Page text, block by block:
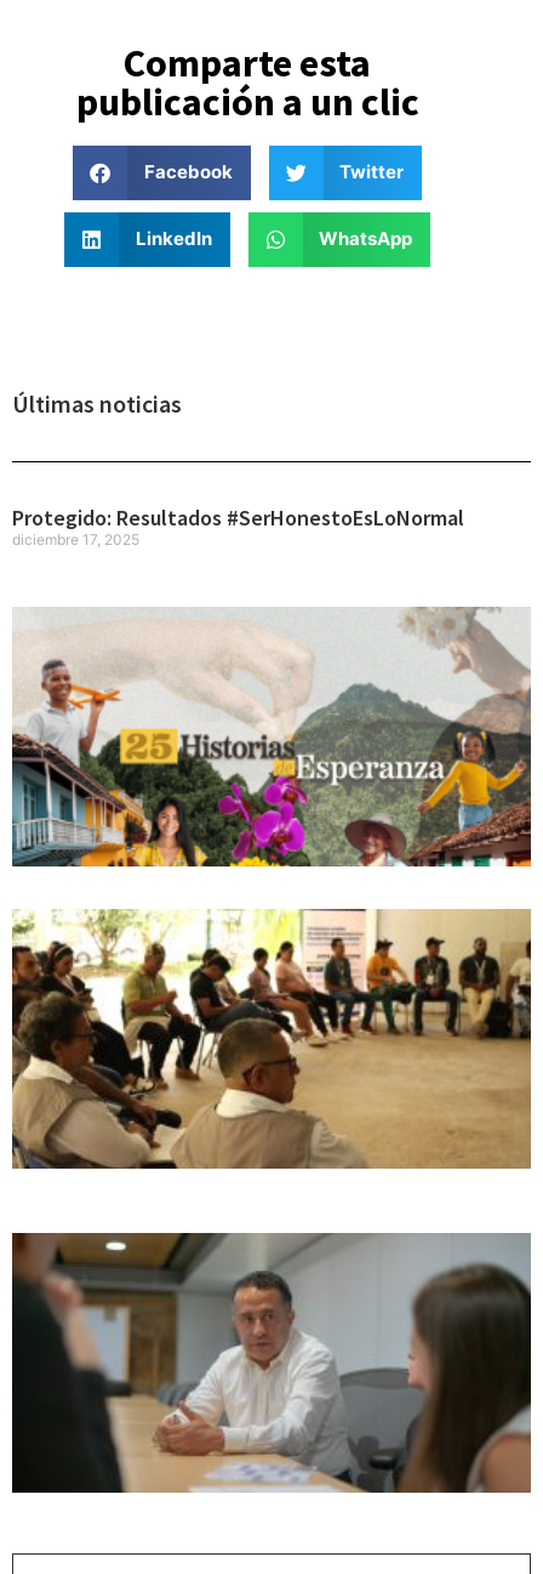
Comparte esta
publicación a un clic
Facebook Twitter
LinkedIn WhatsApp
Últimas noticias
Protegido: Resultados #SerHonestoEsLoNormal
diciembre 17, 2025